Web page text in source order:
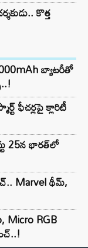
కొత్త
బ్యాటరీతో
ఫీచర్లపై క్లారిటీ
25న భారత్‌లో
Marvel థీమ్,
Micro RGB